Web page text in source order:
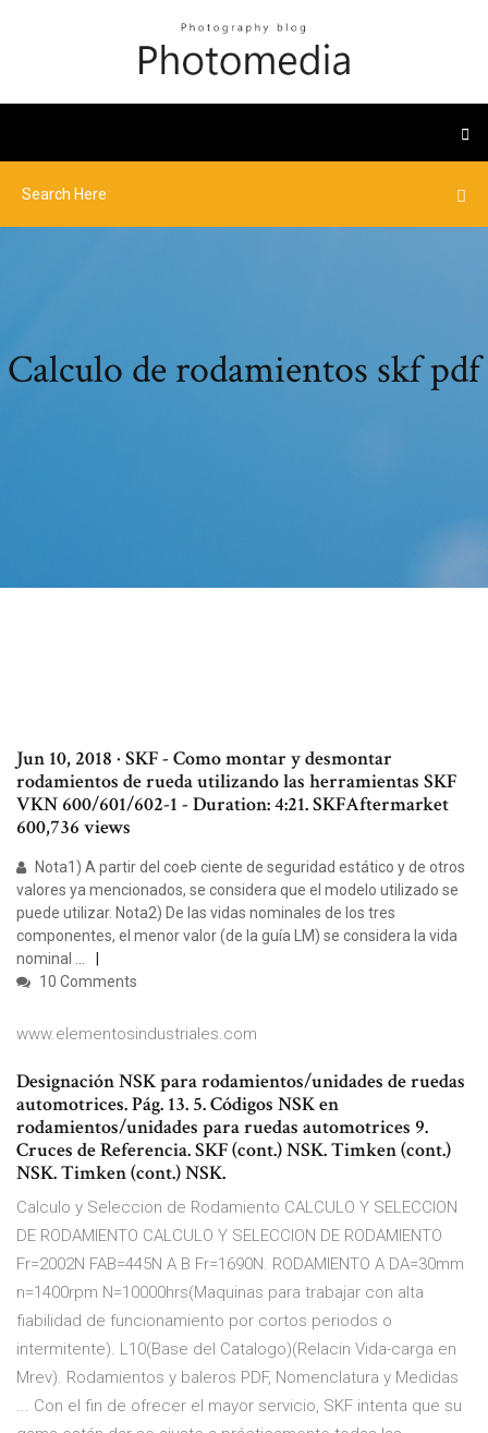
Calculo de rodamientos skf pdf
Jun 10, 2018 · SKF - Como montar y desmontar
rodamientos de rueda utilizando las herramientas SKF
VKN 600/601/602-1 - Duration: 4:21. SKFAftermarket
600,736 views
Nota1) A partir del coeÞ ciente de seguridad estático y de otros
valores ya mencionados, se considera que el modelo utilizado se
puede utilizar. Nota2) De las vidas nominales de los tres
componentes, el menor valor (de la guía LM) se considera la vida
nominal …
10 Comments
www.elementosindustriales.com
Designación NSK para rodamientos/unidades de ruedas
automotrices. Pág. 13. 5. Códigos NSK en
rodamientos/unidades para ruedas automotrices 9.
Cruces de Referencia. SKF (cont.) NSK. Timken (cont.)
NSK. Timken (cont.) NSK.
Calculo y Seleccion de Rodamiento CALCULO Y SELECCION
DE RODAMIENTO CALCULO Y SELECCION DE RODAMIENTO
Fr=2002N FAB=445N A B Fr=1690N. RODAMIENTO A DA=30mm
n=1400rpm N=10000hrs(Maquinas para trabajar con alta
fiabilidad de funcionamiento por cortos periodos o
intermitente). L10(Base del Catalogo)(Relacin Vida-carga en
Mrev). Rodamientos y baleros PDF, Nomenclatura y Medidas
... Con el fin de ofrecer el mayor servicio, SKF intenta que su